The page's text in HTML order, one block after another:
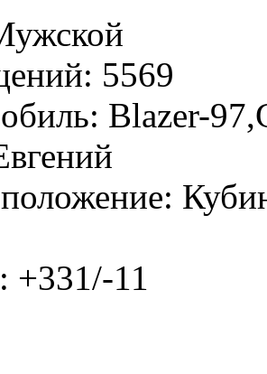
5569
Blazer-
+331/-11